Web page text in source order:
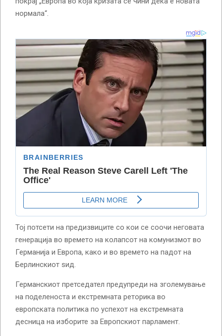
нормала“.
Тој потсети на предизвиците со кои се соочи неговата
генерација во времето на колапсот на комунизмот во
Германија и Европа, како и во времето на падот на
Берлинскиот ѕид.
Германскиот претседател предупреди на зголемување
на поделеноста и екстремната реторика во
европската политика по успехот на екстремната
десница на изборите за Европскиот парламент.